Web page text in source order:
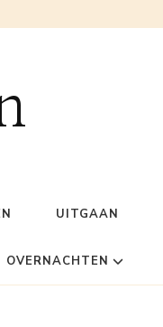
UITGAAN
OVERNACHTEN